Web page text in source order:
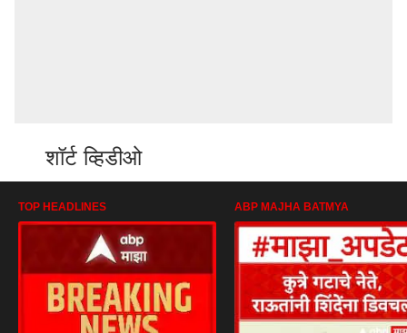
शॉर्ट व्हिडीओ
TOP HEADLINES ABP MAJHA BATMYA